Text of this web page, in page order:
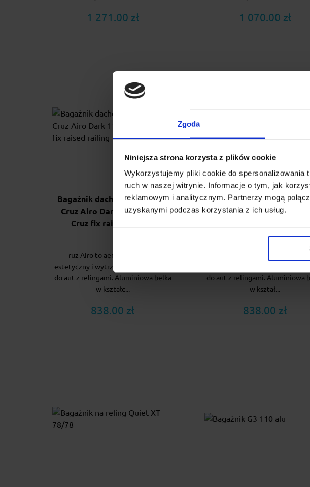
Zgoda
Niniejsza strona korzysta z plików cookie
Wykorzystujemy pliki cookie do spersonalizowania
ruch w naszej witrynie. Informacje o tym, jak
reklamowym i analitycznym. Partnerzy mogą
uzyskanymi podczas korzystania z ich usług.
1 271.00 zł 1 070.00 zł
Bagażnik dachowy na relingi
Cruz Airo Dark 118 + stopy
Cruz fix raised railing
ruz Airo to aerodynamiczny,
estetyczny i wytrzymały bagażnik do
do aut z relingami. Aluminiowa belka
w kształc...
838.00 zł
Bagażnik dachowy na
Cruz Airo 118 + stopy Cruz
do aut z relingami. Aluminiowa
w kształ...
838.00 zł